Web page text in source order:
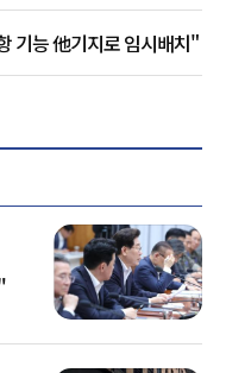
기능 他기지로 임시배치"